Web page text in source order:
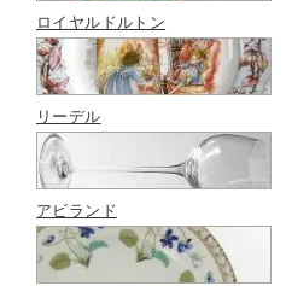
ロイヤルドルトン
リーデル
アビランド